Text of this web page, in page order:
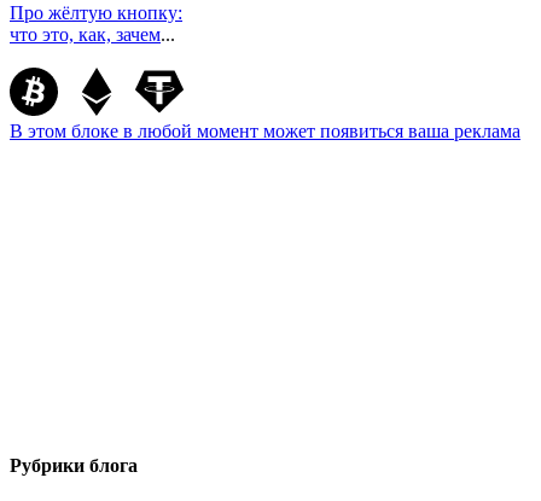
Про жёлтую кнопку:
что это, как, зачем...
В этом блоке в любой момент может появиться ваша реклама
Рубрики блога